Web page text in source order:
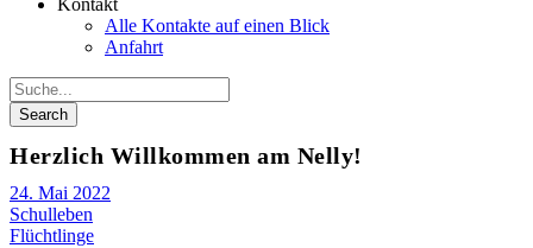
Kontakt
Alle Kontakte auf einen Blick
Anfahrt
Herzlich Willkommen am Nelly!
24. Mai 2022
Schulleben
Flüchtlinge